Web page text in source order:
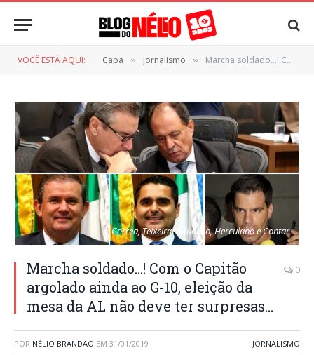
VOCÊ ESTÁ AQUI: Capa » Jornalismo » Marcha soldado…! Com o Capitão argolado ainda ao G-10, eleição da mesa da AL não deve ter surpresas…
Correa, Teixeira, Eduardo, Herculano e Contar
Marcha soldado…! Com o Capitão
argolado ainda ao G-10, eleição da
mesa da AL não deve ter surpresas…
0
POR NÉLIO BRANDÃO EM 31/01/2019 JORNALISMO